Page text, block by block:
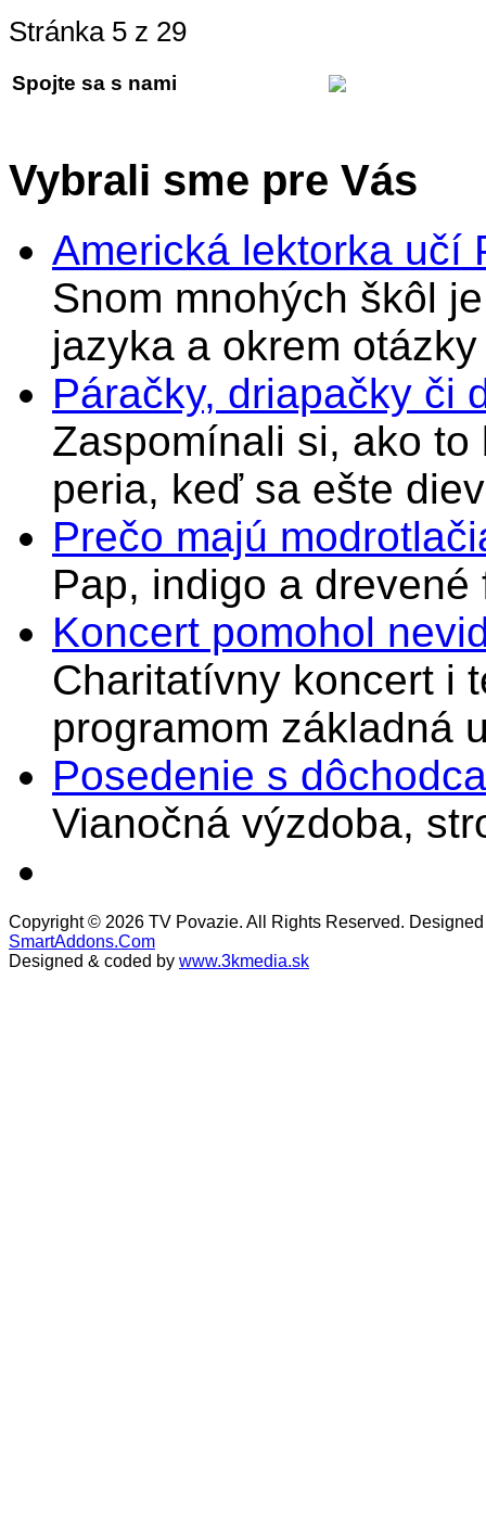
Stránka 5 z 29
Spojte sa s nami
Vybrali sme pre Vás
Americká lektorka učí
Snom mnohých škôl
jazyka a okrem
Páračky, driapačky či
Zaspomínali si, ako
peria, keď sa ešte
Prečo majú
Pap, indigo a drevené
Koncert pomohol
Charitatívny koncert i
programom základná
Posedenie s
Vianočná výzdoba,
Copyright © 2026 TV Povazie. All Rights Reserved.
SmartAddons.Com
Designed & coded by www.3kmedia.sk